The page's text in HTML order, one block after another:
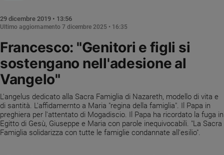
Chiesa
e
Devozione
e
fede
Parola
del
Francesco: "Genitori e figli si
sostengano nell'adesione al
Vangelo"
L'angelus dedicato alla Sacra Famiglia di Nazareth, modello di vita e
di santità. L'affidamernto a Maria "regina della famiglia". Il Papa in
preghiera per l'attentato di Mogadiscio. Il Papa ha ricordato la fuga in
Egitto di Gesù, Giuseppe e Maria con parole inequivocabili. "La Sacra
Famiglia solidarizza con tutte le famiglie condannate all'esilio".
29 dicembre 2019 • 13:56
Ultimo aggiornamento 7 dicembre 2025 • 16:35